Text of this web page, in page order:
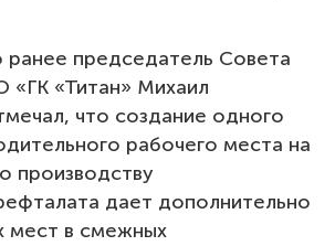
председатель Совета
«ГК «Титан» Михаил
что создание одного
рабочего места на
производству
дает дополнительно
мест в смежных